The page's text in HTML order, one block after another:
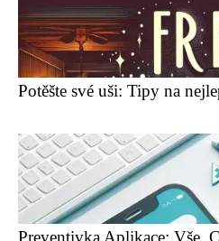
Potěšte své uši: Tipy na
Preventivka Aplikace: Vše,